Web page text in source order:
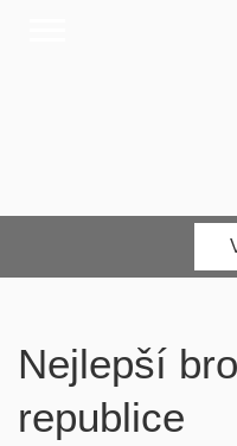
Nejlepší
republice